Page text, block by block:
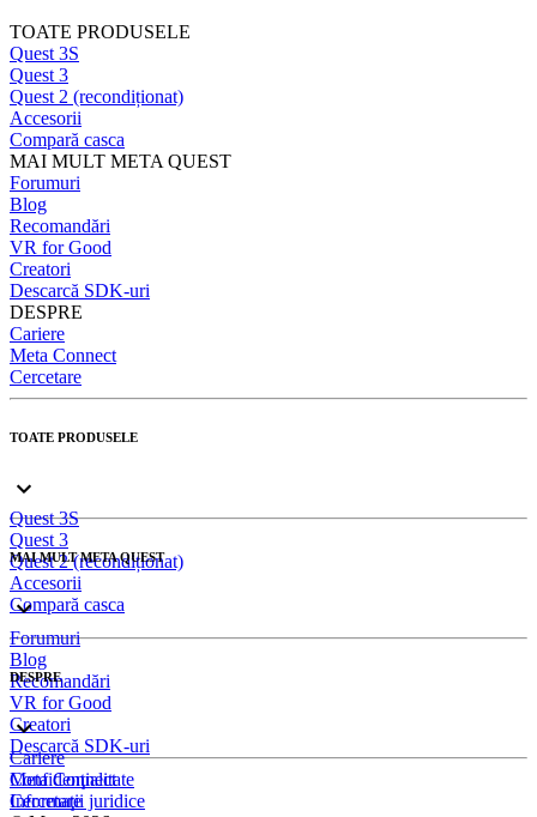
TOATE PRODUSELE
Quest 3S
Quest 3
Quest 2 (recondiționat)
Accesorii
Compară casca
MAI MULT META QUEST
Forumuri
Blog
Recomandări
VR for Good
Creatori
Descarcă SDK-uri
DESPRE
Cariere
Meta Connect
Cercetare
TOATE PRODUSELE
Quest 3S
Quest 3
Quest 2 (recondiționat)
Accesorii
Compară casca
MAI MULT META QUEST
Forumuri
Blog
Recomandări
VR for Good
Creatori
Descarcă SDK-uri
DESPRE
Cariere
Meta Connect
Cercetare
Confidenţialitate
Informaţii juridice